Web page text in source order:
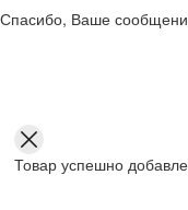
Спасибо, Ваше
Товар успешно